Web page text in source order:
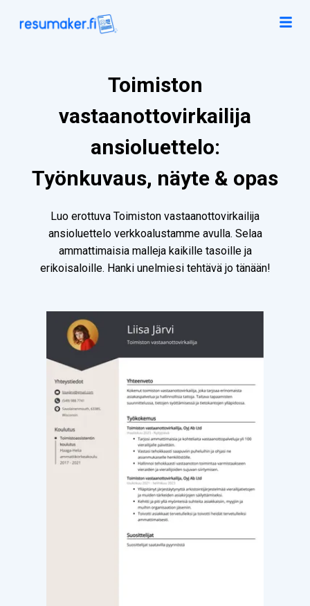
Toimiston
vastaanottovirkailija
ansioluettelo:
Työnkuvaus, näyte & opas
Luo erottuva Toimiston vastaanottovirkailija
ansioluettelo verkkoalustamme avulla. Selaa
ammattimaisia malleja kaikille tasoille ja
erikoisaloille. Hanki unelmiesi tehtävä jo tänään!